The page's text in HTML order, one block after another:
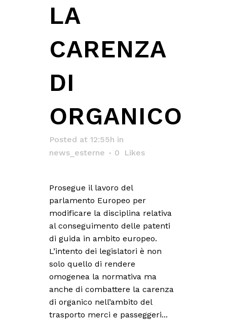
LA
CARENZA
DI
ORGANICO
Posted at 12:55h in
news_esterne
0 Likes
Prosegue il lavoro del
parlamento Europeo per
modificare la disciplina relativa
al conseguimento delle patenti
di guida in ambito europeo.
L’intento dei legislatori è non
solo quello di rendere
omogenea la normativa ma
anche di combattere la carenza
di organico nell’ambito del
trasporto merci e passeggeri...